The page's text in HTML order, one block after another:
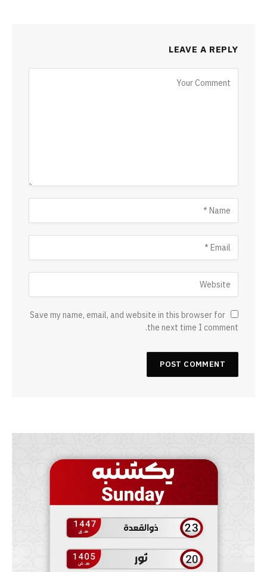
LEAVE A REPLY
Save my name, email, and website in this browser for
the next time I comment.